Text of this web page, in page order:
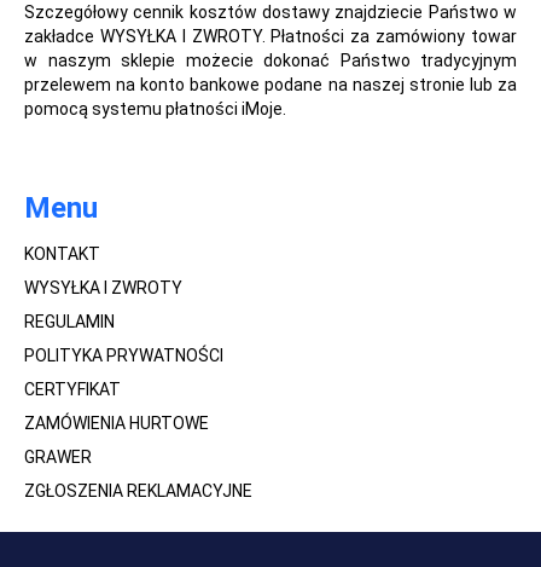
Szczegółowy cennik kosztów dostawy znajdziecie Państwo w
zakładce WYSYŁKA I ZWROTY. Płatności za zamówiony towar
w naszym sklepie możecie dokonać Państwo tradycyjnym
przelewem na konto bankowe podane na naszej stronie lub za
pomocą systemu płatności iMoje.
Menu
KONTAKT
WYSYŁKA I ZWROTY
REGULAMIN
POLITYKA PRYWATNOŚCI
CERTYFIKAT
ZAMÓWIENIA HURTOWE
GRAWER
ZGŁOSZENIA REKLAMACYJNE